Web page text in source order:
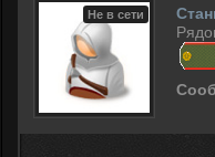
Не в сети